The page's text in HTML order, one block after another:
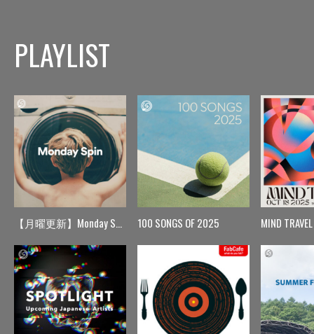
PLAYLIST
【月曜更新】Monday Spin 100 SONGS OF 2025 MIND TRAVEL